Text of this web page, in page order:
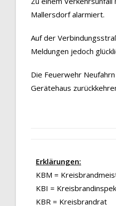
Mallersdorf alarmiert.
Auf der
Meldungen jedoch
Die Feuerwehr
Gerätehaus
Erklärungen:
KBM =
KBI =
KBR = Kreisbrandrat